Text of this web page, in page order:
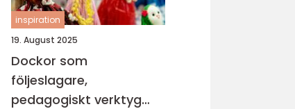
inspiration
19. August 2025
Dockor som
följeslagare,
pedagogiskt verktyg